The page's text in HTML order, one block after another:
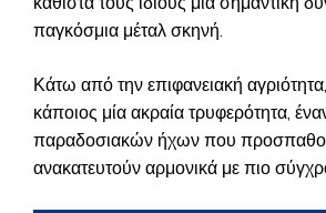
παγκόσμια μέταλ σκηνή.
Κάτω από την επιφανειακή αγριότητα,
κάποιος μία ακραία τρυφερότητα,
παραδοσιακών ήχων που
ανακατευτούν αρμονικά με πιο